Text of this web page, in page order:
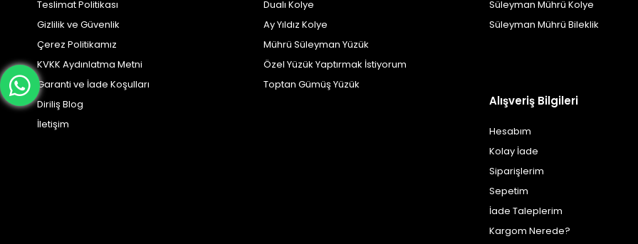
Teslimat Politikası
Gizlilik ve Güvenlik
Çerez Politikamız
KVKK Aydınlatma Metni
Garanti ve İade Koşulları
Diriliş Blog
İletişim
Dualı Kolye
Ay Yıldız Kolye
Mührü Süleyman Yüzük
Özel Yüzük Yaptırmak İstiyorum
Toptan Gümüş Yüzük
Süleyman Mührü Kolye
Süleyman Mührü Bileklik
Alışveriş Bilgileri
Hesabım
Kolay İade
Siparişlerim
Sepetim
İade Taleplerim
Kargom Nerede?